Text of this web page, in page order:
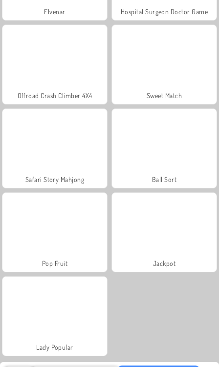
Elvenar Hospital Surgeon Doctor Game
Offroad Crash Climber 4X4 Sweet Match
Safari Story Mahjong Ball Sort
Pop Fruit Jackpot
Lady Popular